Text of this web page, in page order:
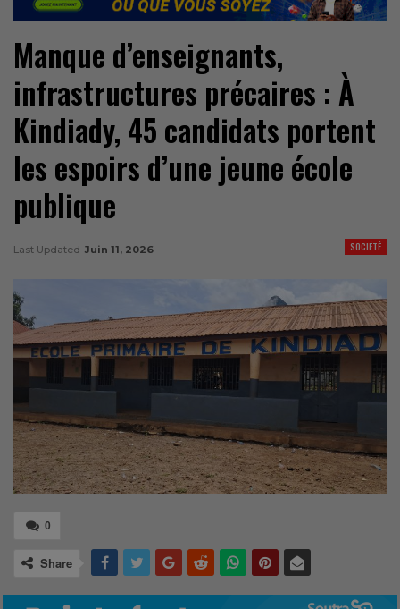
Manque d’enseignants,
infrastructures précaires : À
Kindiady, 45 candidats portent
les espoirs d’une jeune école
publique
SOCIÉTÉ
Last Updated Juin 11, 2026
0
Share